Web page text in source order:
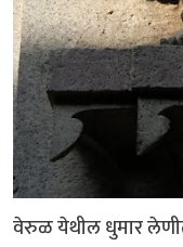
वेरुळ येथील धुमार